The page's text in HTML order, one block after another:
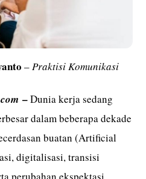
–Praktisi Komunikasi
–Dunia kerja sedang
dalam beberapa dekade
buatan (Artificial
digitalisasi, transisi